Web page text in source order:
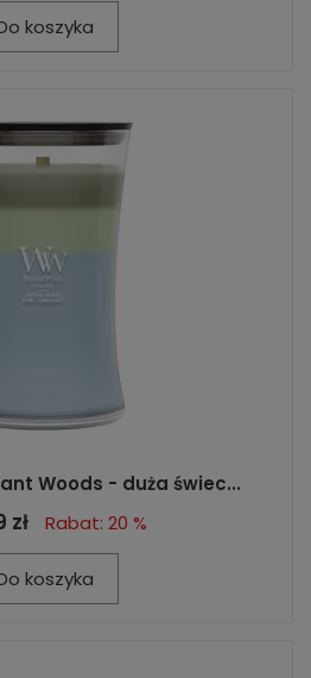
koszyka
Woods - duża świec...
zł Rabat: 20 %
koszyka